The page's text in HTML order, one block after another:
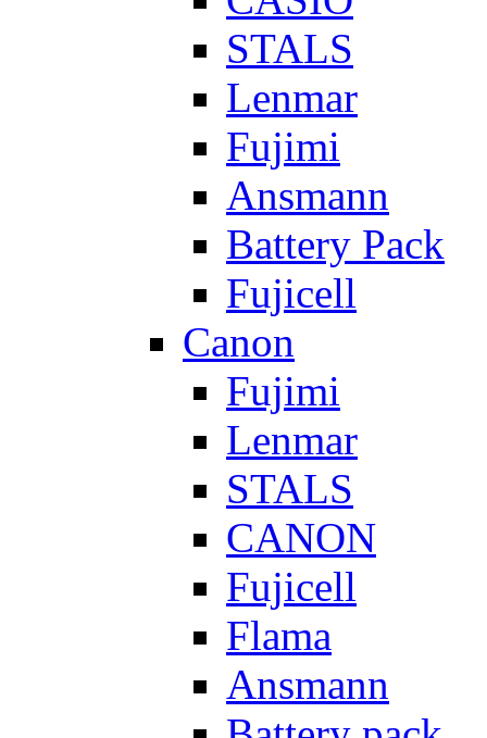
STALS
Lenmar
Fujimi
Ansmann
Battery Pack
Fujicell
Canon
Fujimi
Lenmar
STALS
CANON
Fujicell
Flama
Ansmann